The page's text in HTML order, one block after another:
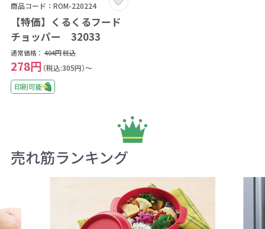
商品コード：ROM-220224
【特価】くるくるフード
チョッパー 32033
通常価格： 404円税込
278円 （税込:305円）～
印刷可能
売れ筋ランキング